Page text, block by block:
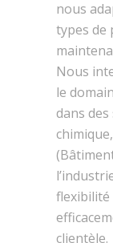
nous
types de
Nous
le
dans
clientèle.